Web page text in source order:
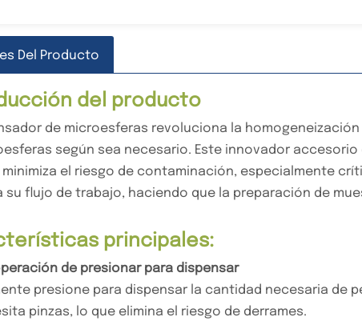
Del Producto
del producto
de microesferas revoluciona la
según sea necesario. Este innovador
minimiza el riesgo de contaminación, especialmente
su flujo de trabajo, haciendo que la preparación de
principales:
de presionar para dispensar
presione para dispensar la cantidad necesaria de
pinzas, lo que elimina el riesgo de derrames.